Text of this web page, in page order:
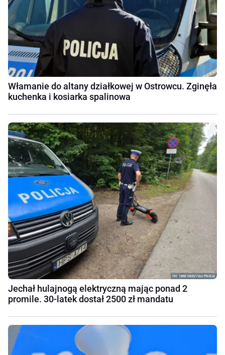
Włamanie do altany działkowej w Ostrowcu. Zginęła
kuchenka i kosiarka spalinowa
Jechał hulajnogą elektryczną mając ponad 2
promile. 30-latek dostał 2500 zł mandatu